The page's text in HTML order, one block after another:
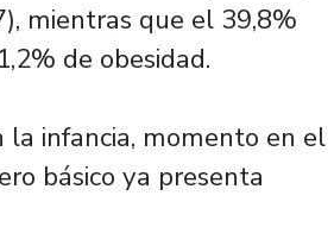
mientras que el 39,8%
de obesidad.
infancia, momento en el
básico ya presenta